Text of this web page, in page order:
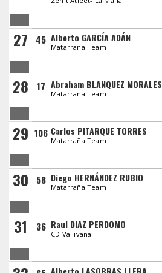
27 45 Alberto GARCÍA ADÁN
Matarraña Team
28 17 Abraham BLANQUEZ MORALES
Matarraña Team
29 106 Carlos PITARQUE TORRES
Matarraña Team
30 58 Diego HERNÁNDEZ RUBIO
Matarraña Team
31 36 Raul DIAZ PERDOMO
CD Vallivana